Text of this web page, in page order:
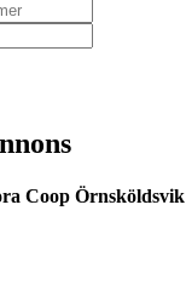
Coop Örnsköldsvik